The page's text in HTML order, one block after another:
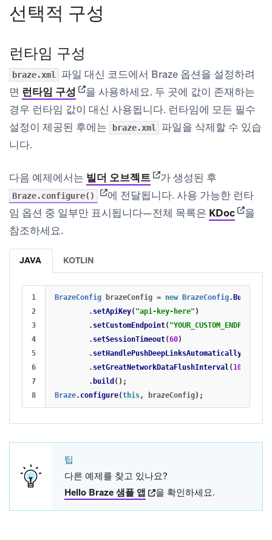
선택적 구성
런타임 구성
braze.xml
파일 대신 코드에서 Braze 옵션을 설정하려
면 런타임 구성 (opens in new tab)
을 사용하세요. 두 곳에 값이 존재하는
경우 런타임 값이 대신 사용됩니다. 런타임에 모든 필수
설정이 제공된 후에는
braze.xml
파일을 삭제할 수 있습
니다.
다음 예제에서는 빌더 오브젝트(opens in new tab)
가 생성된 후
Braze.configure() (opens in new tab)
에 전달됩니다. 사용 가능한 런타
임 옵션 중 일부만 표시됩니다—전체 목록은 KDoc(opens
을
참조하세요.
JAVA KOTLIN
1
2
3
4
5
6
7
BrazeConfig brazeConfig = new BrazeConfig.Builder
. setApiKey("api-key-here" )
. setCustomEndpoint(
. setSessionTimeout(60)
. setHandlePushDeepLinksAutomatically
. setGreatNetworkDataFlushInterval (10
. build ();
Braze. configure(this, brazeConfig);
팁
다른 예제를 찾고 있나요?
Hello Braze 샘플 앱 (opens in new tab)
을 확인하세요.